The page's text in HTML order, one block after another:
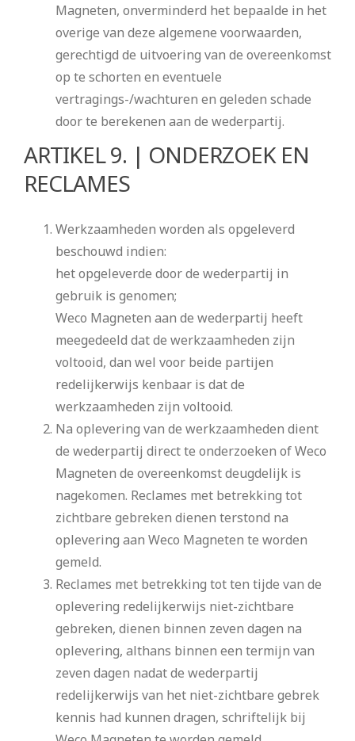
Magneten, onverminderd het bepaalde in het
overige van deze algemene voorwaarden,
gerechtigd de uitvoering van de overeenkomst
op te schorten en eventuele
vertragings-/wachturen en geleden schade
door te berekenen aan de wederpartij.
ARTIKEL 9. | ONDERZOEK EN
RECLAMES
Werkzaamheden worden als opgeleverd
beschouwd indien:
het opgeleverde door de wederpartij in
gebruik is genomen;
Weco Magneten aan de wederpartij heeft
meegedeeld dat de werkzaamheden zijn
voltooid, dan wel voor beide partijen
redelijkerwijs kenbaar is dat de
werkzaamheden zijn voltooid.
Na oplevering van de werkzaamheden dient
de wederpartij direct te onderzoeken of Weco
Magneten de overeenkomst deugdelijk is
nagekomen. Reclames met betrekking tot
zichtbare gebreken dienen terstond na
oplevering aan Weco Magneten te worden
gemeld.
Reclames met betrekking tot ten tijde van de
oplevering redelijkerwijs niet-zichtbare
gebreken, dienen binnen zeven dagen na
oplevering, althans binnen een termijn van
zeven dagen nadat de wederpartij
redelijkerwijs van het niet-zichtbare gebrek
kennis had kunnen dragen, schriftelijk bij